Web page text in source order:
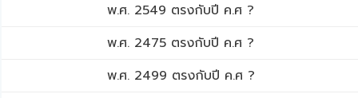
พ.ศ. 2549 ตรงกับปี ค.ศ ?
พ.ศ. 2475 ตรงกับปี ค.ศ ?
พ.ศ. 2499 ตรงกับปี ค.ศ ?